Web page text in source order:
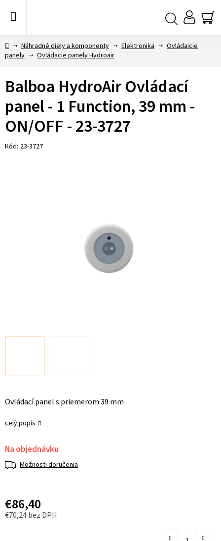
DomovNáhradné diely a komponenty Elektronika
Ovládaicie
panely
Ovládacie panely Hydroair
Ovládací panel s priemerom 39 mm
celý popis
Na objednávku
Možnosti doručenia
€86,40
€70,24 bez DPH
Balboa HydroAir Ovládací
panel - 1 Function, 39 mm -
ON/OFF - 23-3727
Kód: 23-3727